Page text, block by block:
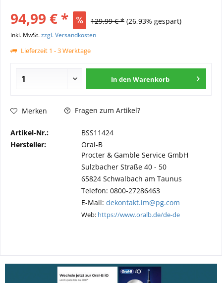
94,99 € * 129,99 € * (26,93% gespart)
inkl. MwSt.zzgl. Versandkosten
Lieferzeit 1 - 3 Werktage
In den Warenkorb
Merken Fragen zum Artikel?
Artikel-Nr.:
BSS11424
Hersteller:
Oral-B
Procter & Gamble Service GmbH
Sulzbacher Straße 40 - 50
65824 Schwalbach am Taunus
Telefon: 0800-27286463
E-Mail: dekontakt.im@pg.com
Web: https://www.oralb.de/de-de